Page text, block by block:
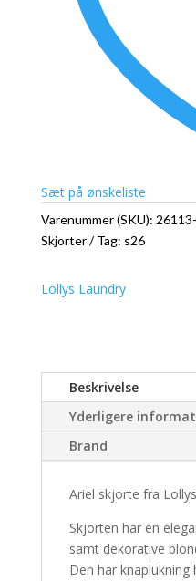
Sæt på ønskeliste
Varenummer (SKU):
Skjorter
Tag: s26
Lollys Laundry
Beskrivelse
Yderligere
Brand
Ariel skjorte fra
Skjorten har en
samt dekorative
Den har